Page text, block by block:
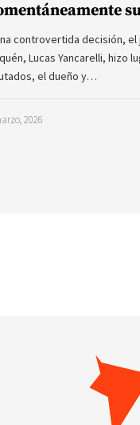
controvertida decisión,
Lucas Yancarelli, hizo
el dueño y…
2026